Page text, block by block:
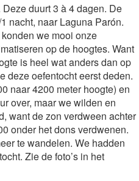
duurt 3 à 4 dagen. De
nacht, naar Laguna Parón.
we mooi onze
op de hoogtes. Want
is heel wat anders dan op
deze oefentocht eerst deden.
naar 4200 meter hoogte) en
over, maar we wilden en
want de zon verdween achter
onder het dons verdwenen.
te wandelen. We hadden
Zie de foto’s in het